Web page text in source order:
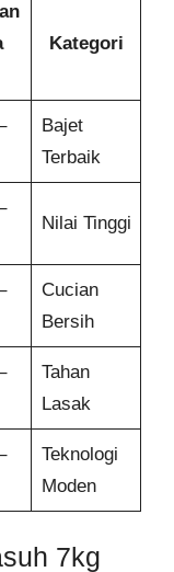
Kategori
Bajet
Terbaik
Nilai Tinggi
Cucian
Bersih
Tahan
Lasak
Teknologi
Moden
7kg